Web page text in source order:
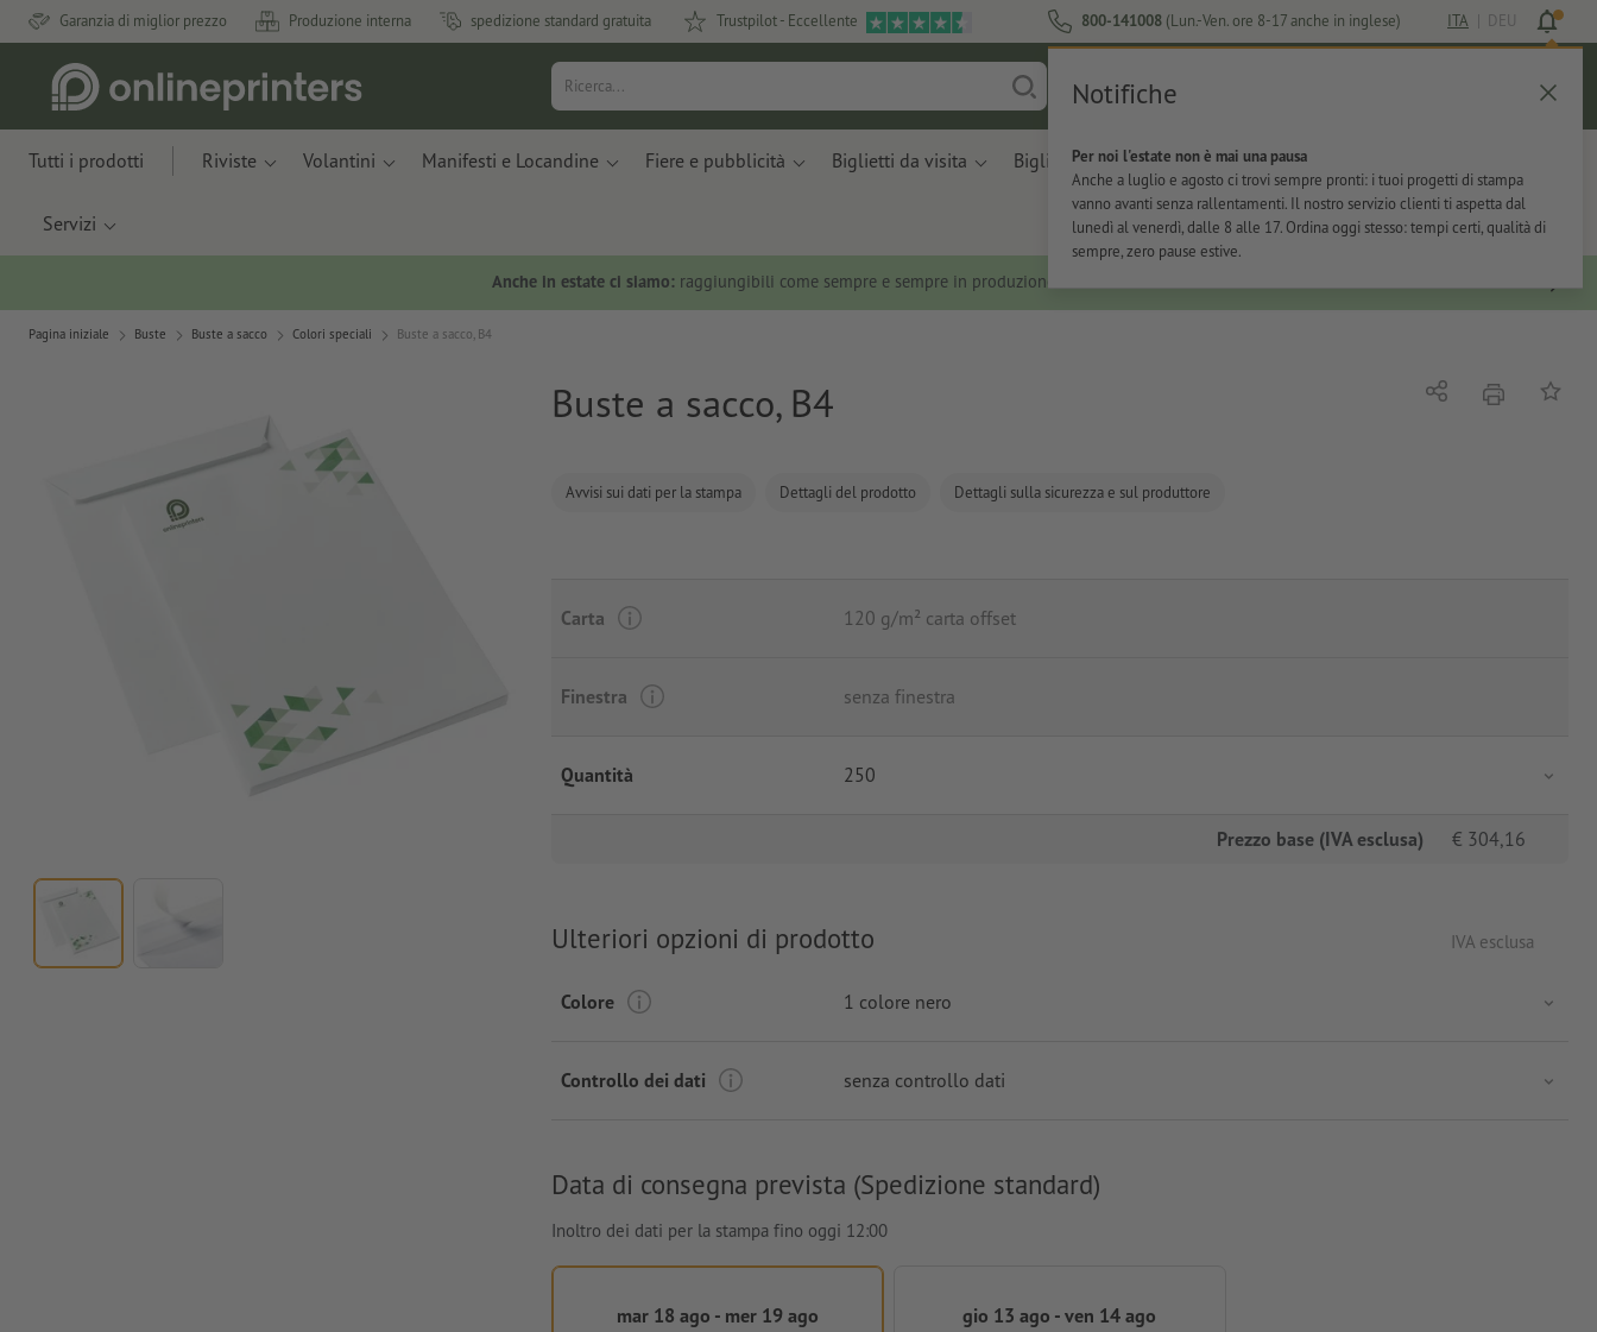
Garanzia di miglior prezzo Produzione interna spedizione standard gratuita Trustpilot - Eccellente 800-141008 (Lun.-Ven. ore 8-17 anche in inglese) ITA | DEU
Notifiche
Per noi l'estate non è mai una pausa
Anche a luglio e agosto ci trovi sempre pronti: i tuoi progetti di stampa
vanno avanti senza rallentamenti. Il nostro servizio clienti ti aspetta dal
lunedì al venerdì, dalle 8 alle 17. Ordina oggi stesso: tempi certi, qualità di
sempre, zero pause estive.
Carrello
Tutti i prodotti Riviste Volantini Manifesti e Locandine Fiere e pubblicità Biglietti da visita Biglietti Per l'ufficio Adesivi
Servizi
Anche in estate ci siamo: raggiungibili come sempre e sempre in produzione.
Pagina iniziale Buste Buste a sacco Colori speciali Buste a sacco, B4
Buste a sacco, B4
Avvisi sui dati per la stampa Dettagli del prodotto Dettagli sulla sicurezza e sul produttore
Condividistamparealla
Carta 120 g/m² carta offset
Finestra senza finestra
Quantità 250
Prezzo base (IVA esclusa) € 304,16
Ulteriori opzioni di prodotto IVA esclusa
Colore 1 colore nero
Controllo dei dati senza controllo dati
Data di consegna prevista (Spedizione standard)
Inoltro dei dati per la stampa fino oggi 12:00
mar 18 ago - mer 19 ago
gio 13 ago - ven 14 ago